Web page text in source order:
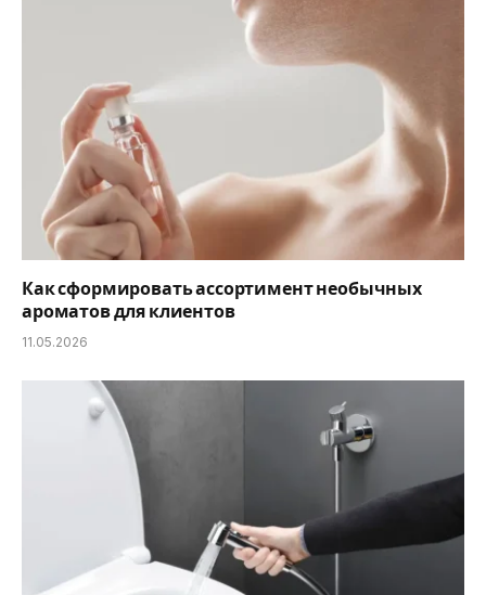
Как сформировать ассортимент необычных
ароматов для клиентов
11.05.2026